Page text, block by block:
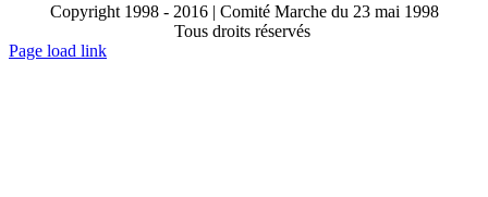
Copyright 1998 - 2016 | Comité Marche du 23 mai 1998
Tous droits réservés
Toggle
Page load link